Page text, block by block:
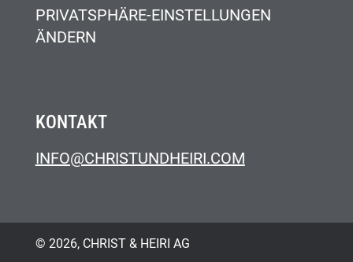
PRIVATSPHÄRE-EINSTELLUNGEN
ÄNDERN
KONTAKT
INFO@CHRISTUNDHEIRI.COM
© 2026, CHRIST & HEIRI AG